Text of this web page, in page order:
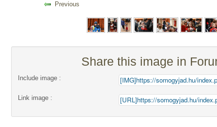
Previous
Share this image in
Include image :
Link image :